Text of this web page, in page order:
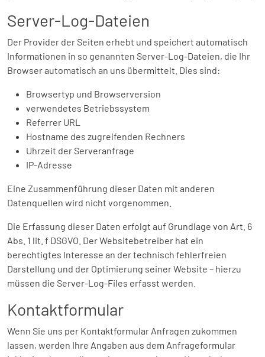
Server-Log-Dateien
Der Provider der Seiten erhebt und speichert automatisch
Informationen in so genannten Server-Log-Dateien, die Ihr
Browser automatisch an uns übermittelt. Dies sind:
Browsertyp und Browserversion
verwendetes Betriebssystem
Referrer URL
Hostname des zugreifenden Rechners
Uhrzeit der Serveranfrage
IP-Adresse
Eine Zusammenführung dieser Daten mit anderen
Datenquellen wird nicht vorgenommen.
Die Erfassung dieser Daten erfolgt auf Grundlage von Art. 6
Abs. 1 lit. f DSGVO. Der Websitebetreiber hat ein
berechtigtes Interesse an der technisch fehlerfreien
Darstellung und der Optimierung seiner Website – hierzu
müssen die Server-Log-Files erfasst werden.
Kontaktformular
Wenn Sie uns per Kontaktformular Anfragen zukommen
lassen, werden Ihre Angaben aus dem Anfrageformular